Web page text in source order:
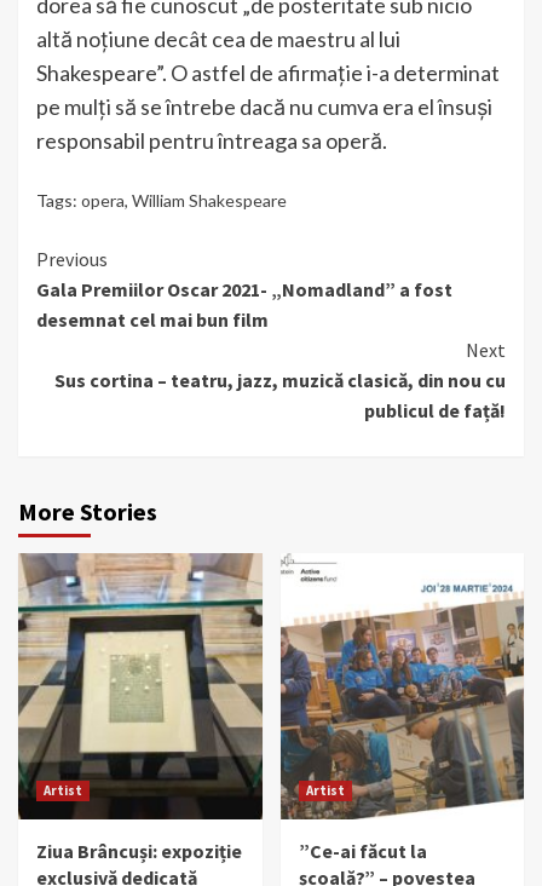
altă noțiune decât cea de maestru al lui
Shakespeare”. O astfel de afirmație i-a determinat
pe mulți să se întrebe dacă nu cumva era el însuși
responsabil pentru întreaga sa operă.
Tags: opera, William Shakespeare
Continue
Reading
Previous
Gala Premiilor Oscar 2021- „Nomadland” a fost
desemnat cel mai bun film
Next
Sus cortina – teatru, jazz, muzică clasică, din nou cu
publicul de față!
More Stories
Artist
Ziua Brâncuși: expoziție
exclusivă dedicată
Artist
”Ce-ai făcut la
școală?” – povestea